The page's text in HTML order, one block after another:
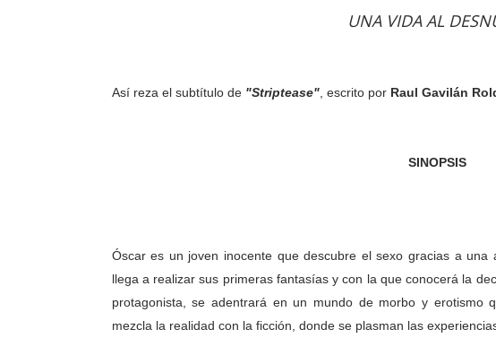
UNA VIDA AL
Así reza el subtítulo de "Striptease", escrito por Raul Gavilán
SINOPSIS
Óscar es un joven inocente que descubre el sexo gracias a
llega a realizar sus primeras fantasías y con la que conocerá la
protagonista, se adentrará en un mundo de morbo y erotismo
mezcla la realidad con la ficción, donde se plasman las